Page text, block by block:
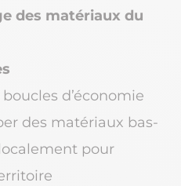
des matériaux du
d’économie
des matériaux bas-
pour